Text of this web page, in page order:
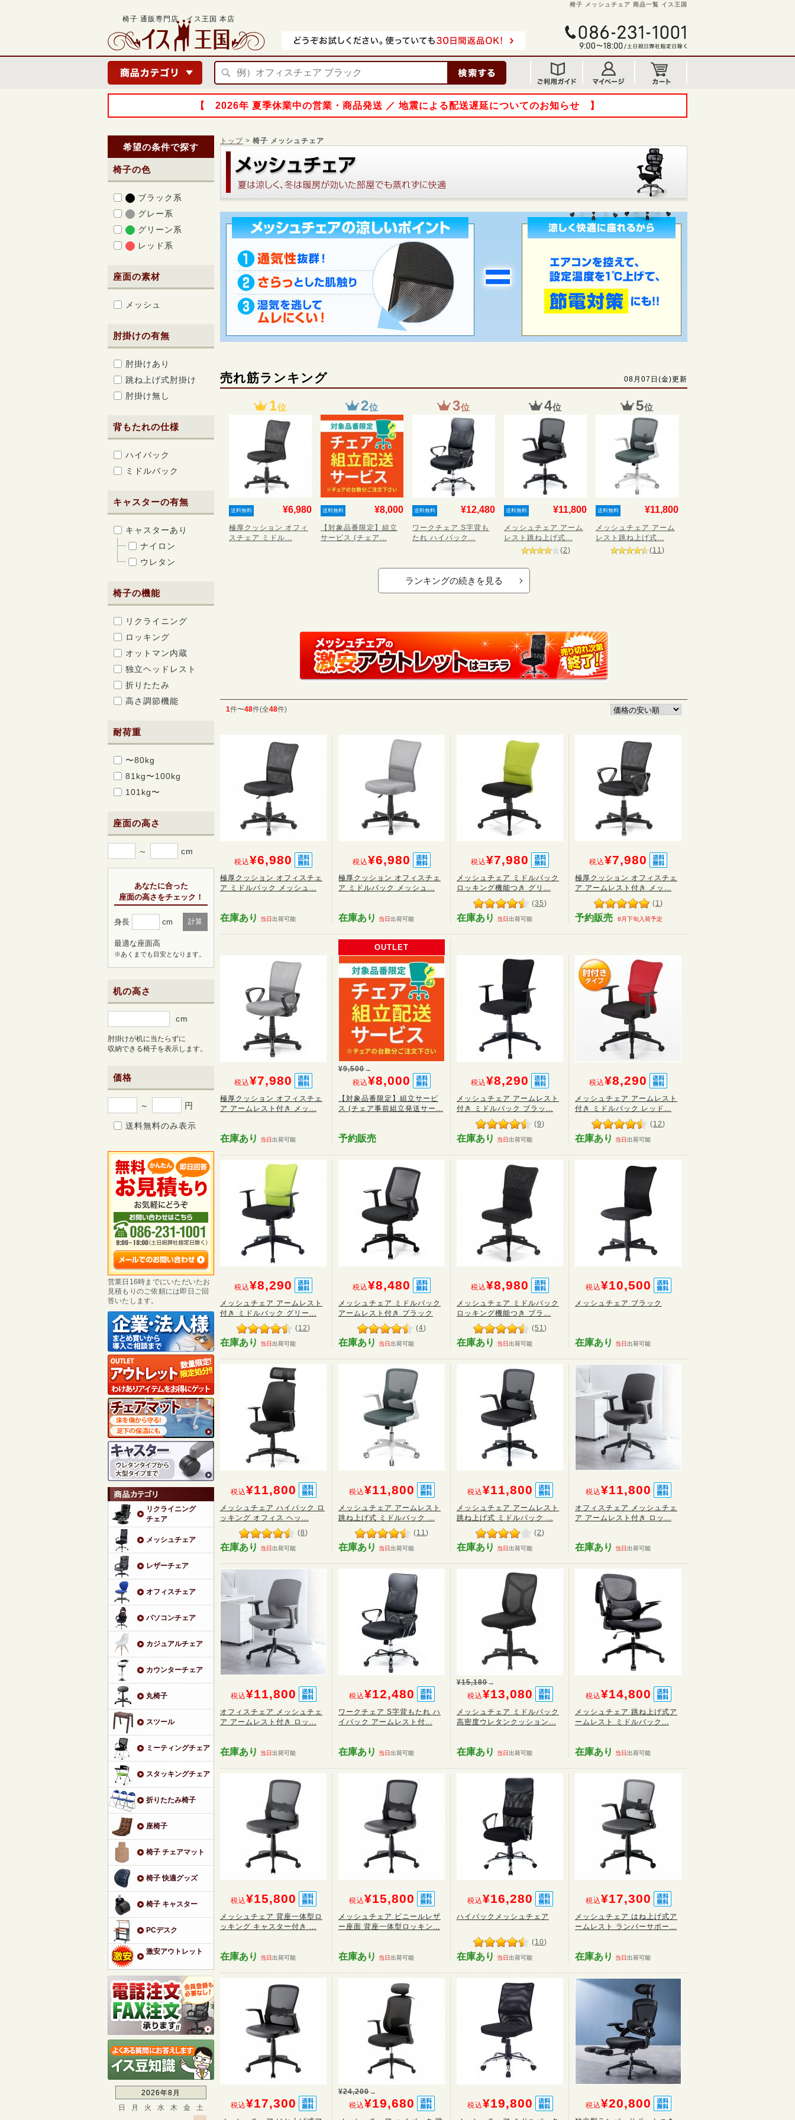
椅子 メッシュチェア 商品一覧 イス王国
椅子 通販専門店 イス王国 本店
【 2026年 夏季休業中の営業・商品発送 ／ 地震による配送遅延についてのお知らせ 】
希望の条件で探す
椅子の色
ブラック系
グレー系
グリーン系
レッド系
座面の素材
メッシュ
肘掛けの有無
肘掛けあり
跳ね上げ式肘掛け
肘掛け無し
背もたれの仕様
ハイバック
ミドルバック
キャスターの有無
キャスターあり
ナイロン
ウレタン
椅子の機能
リクライニング
ロッキング
オットマン内蔵
独立ヘッドレスト
折りたたみ
高さ調節機能
耐荷重
〜80kg
81kg〜100kg
101kg〜
座面の高さ
～ cm
あなたに合った
座面の高さをチェック！
身長 cm 計算
最適な座面高
※あくまでも目安となります。
机の高さ
cm
肘掛けが机に当たらずに
収納できる椅子を表示します。
価格
～ 円
送料無料のみ表示
営業日16時までにいただいたお
見積もりのご依頼には即日ご回
答いたします。
リクライニング
チェア
メッシュチェア
レザーチェア
オフィスチェア
パソコンチェア
カジュアルチェア
カウンターチェア
丸椅子
スツール
ミーティングチェア
スタッキングチェア
折りたたみ椅子
座椅子
椅子 チェアマット
椅子 快適グッズ
椅子 キャスター
PCデスク
激安アウトレット
2026年8月
日
月 火 水 木 金 土
トップ > 椅子 メッシュチェア
売れ筋ランキング 08月07日(金)更新
1位
送料無料 ¥6,980
極厚クッション オフィ
スチェア ミドル...
2位
送料無料 ¥8,000
【対象品番限定】組立
サービス (チェア...
3位
送料無料 ¥12,480
ワークチェア S字背も
たれ ハイバック...
4位
送料無料 ¥11,800
メッシュチェア アーム
レスト跳ね上げ式...
(2)
5位
送料無料 ¥11,800
メッシュチェア アーム
レスト跳ね上げ式...
(11 )
ランキングの続きを見る
1件〜48件(全48件)
税込¥6,980
極厚クッション オフィスチェ
ア ミドルバック メッシュ...
在庫あり 当日出荷可能
税込¥6,980
極厚クッション オフィスチェ
ア ミドルバック メッシュ...
在庫あり 当日出荷可能
税込¥7,980
メッシュチェア ミドルバック
ロッキング機能つき グリ...
(35)
在庫あり 当日出荷可能
税込¥7,980
極厚クッション オフィスチェ
ア アームレスト付き メッ...
(1 )
予約販売 8月下旬入荷予定
税込¥7,980
極厚クッション オフィスチェ
ア アームレスト付き メッ...
在庫あり 当日出荷可能
OUTLET
¥9,500→
税込¥8,000
【対象品番限定】組立サービ
ス (チェア事前組立発送サー...
予約販売
税込¥8,290
メッシュチェア アームレスト
付き ミドルバック ブラッ...
(9)
在庫あり 当日出荷可能
税込¥8,290
メッシュチェア アームレスト
付き ミドルバック レッド...
(12)
在庫あり 当日出荷可能
税込¥8,290
メッシュチェア アームレスト
付き ミドルバック グリー...
(12)
在庫あり 当日出荷可能
税込¥8,480
メッシュチェア ミドルバック
アームレスト付き ブラック
(4)
在庫あり 当日出荷可能
税込¥8,980
メッシュチェア ミドルバック
ロッキング機能つき ブラ...
(51 )
在庫あり 当日出荷可能
税込¥10,500
メッシュチェア ブラック
在庫あり 当日出荷可能
税込¥11,800
メッシュチェア ハイバック ロ
ッキング オフィス ヘッ...
(8)
在庫あり 当日出荷可能
税込¥11,800
メッシュチェア アームレスト
跳ね上げ式 ミドルバック ...
(11 )
在庫あり 当日出荷可能
税込¥11,800
メッシュチェア アームレスト
跳ね上げ式 ミドルバック ...
(2)
在庫あり 当日出荷可能
税込¥11,800
オフィスチェア メッシュチェ
ア アームレスト付き ロッ...
在庫あり 当日出荷可能
税込¥11,800
オフィスチェア メッシュチェ
ア アームレスト付き ロッ...
在庫あり 当日出荷可能
税込¥12,480
ワークチェア S字背もたれ ハ
イバック アームレスト付...
在庫あり 当日出荷可能
¥15,180→
税込¥13,080
メッシュチェア ミドルバック
高密度ウレタンクッション...
在庫あり 当日出荷可能
税込¥14,800
メッシュチェア 跳ね上げ式ア
ームレスト ミドルバック...
在庫あり 当日出荷可能
税込¥15,800
メッシュチェア 背座一体型ロ
ッキング キャスター付き ...
在庫あり 当日出荷可能
税込¥15,800
メッシュチェア ビニールレザ
ー座面 背座一体型ロッキン...
在庫あり 当日出荷可能
税込¥16,280
ハイバックメッシュチェア
(10)
在庫あり 当日出荷可能
税込¥17,300
メッシュチェア はね上げ式ア
ームレスト ランバーサポー...
在庫あり 当日出荷可能
税込¥17,300
¥24,200→
税込¥19,680 税込¥19,800 税込¥20,800